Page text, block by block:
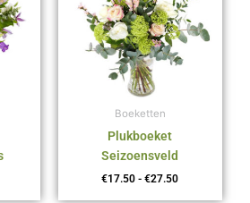
Boeketten
Plukboeket
Seizoensveld
€17.50 - €27.50